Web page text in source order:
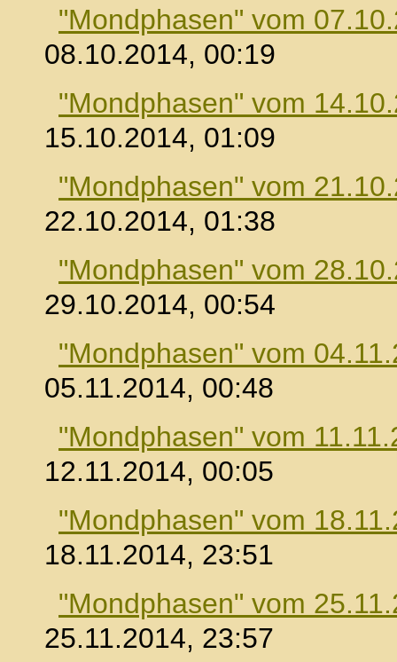
"Mondphasen" vom
08.10.2014, 00:19
"Mondphasen" vom
15.10.2014, 01:09
"Mondphasen" vom
22.10.2014, 01:38
"Mondphasen" vom
29.10.2014, 00:54
"Mondphasen" vom
05.11.2014, 00:48
"Mondphasen" vom
12.11.2014, 00:05
"Mondphasen" vom
18.11.2014, 23:51
"Mondphasen" vom
25.11.2014, 23:57